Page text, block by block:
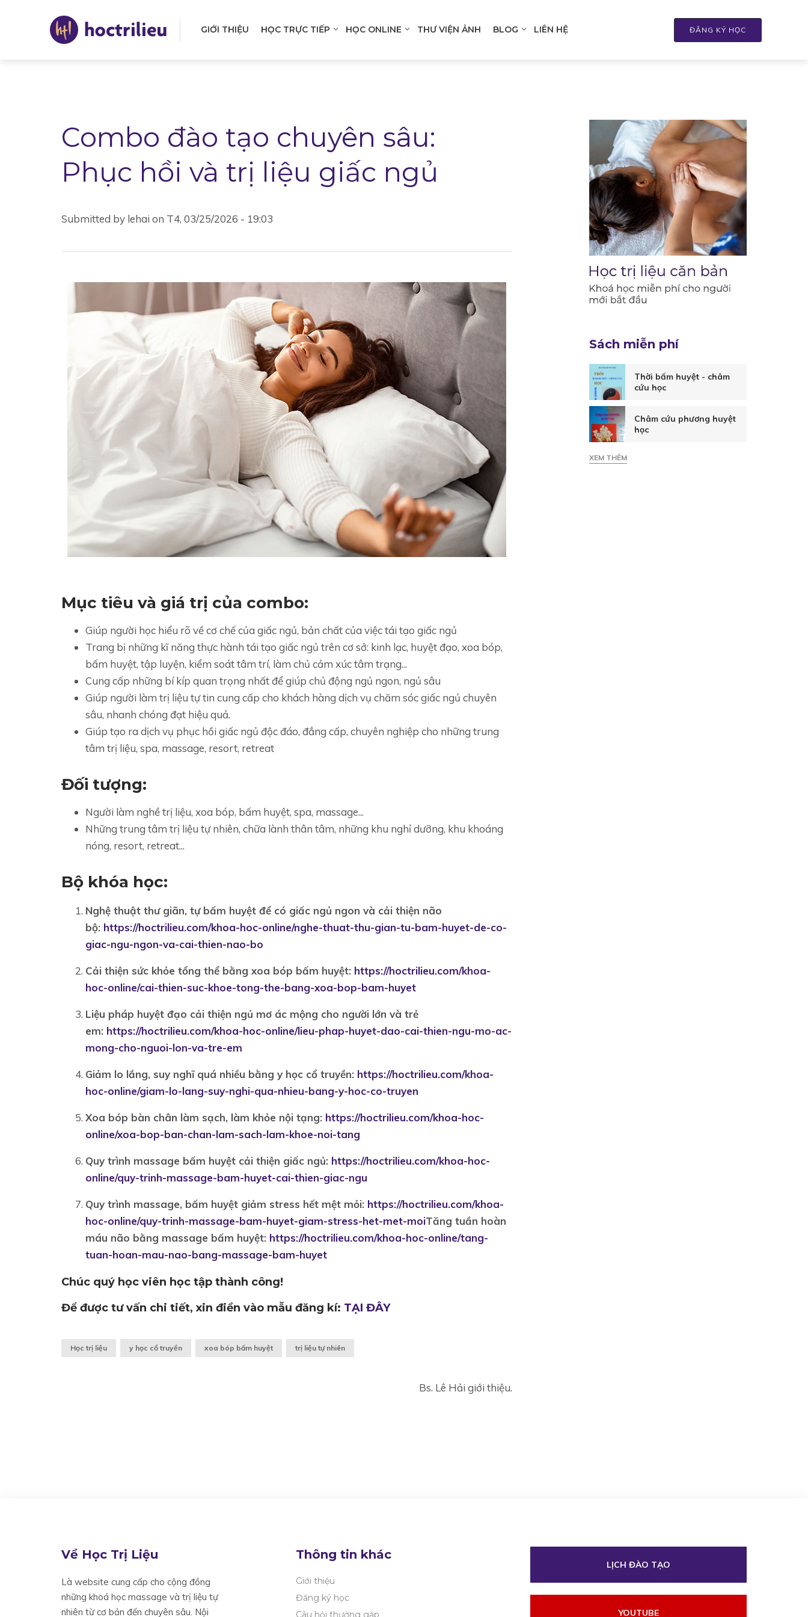
GIỚI THIỆU HỌC TRỰC TIẾP HỌC ONLINE THƯ VIỆN ẢNH BLOG LIÊN HỆ ĐĂNG KÝ HỌC
Combo đào tạo chuyên sâu:
Phục hồi và trị liệu giấc ngủ
Submitted by lehai on T4, 03/25/2026 - 19:03
Mục tiêu và giá trị của combo:
Giúp người học hiểu rõ về cơ chế của giấc ngủ, bản chất của việc tái tạo giấc ngủ
Trang bị những kĩ năng thực hành tái tạo giấc ngủ trên cơ sở: kinh lạc, huyệt đạo, xoa bóp,
bấm huyệt, tập luyện, kiểm soát tâm trí, làm chủ cảm xúc tâm trạng...
Cung cấp những bí kíp quan trọng nhất để giúp chủ động ngủ ngon, ngủ sâu
Giúp người làm trị liệu tự tin cung cấp cho khách hàng dịch vụ chăm sóc giấc ngủ chuyên
sâu, nhanh chóng đạt hiệu quả.
Giúp tạo ra dịch vụ phục hồi giấc ngủ độc đáo, đẳng cấp, chuyên nghiệp cho những trung
tâm trị liệu, spa, massage, resort, retreat
Đối tượng:
Người làm nghề trị liệu, xoa bóp, bấm huyệt, spa, massage...
Những trung tâm trị liệu tự nhiên, chữa lành thân tâm, những khu nghỉ dưỡng, khu khoáng
nóng, resort, retreat...
Bộ khóa học:
Nghệ thuật thư giãn, tự bấm huyệt để có giấc ngủ ngon và cải thiện não
bộ: https://hoctrilieu.com/khoa-hoc-online/nghe-thuat-thu-gian-tu-bam-huyet-de-co-
giac-ngu-ngon-va-cai-thien-nao-bo
Cải thiện sức khỏe tổng thể bằng xoa bóp bấm huyệt: https://hoctrilieu.com/khoa-
hoc-online/cai-thien-suc-khoe-tong-the-bang-xoa-bop-bam-huyet
Liệu pháp huyệt đạo cải thiện ngủ mơ ác mộng cho người lớn và trẻ
em: https://hoctrilieu.com/khoa-hoc-online/lieu-phap-huyet-dao-cai-thien-ngu-mo-ac-
mong-cho-nguoi-lon-va-tre-em
Giảm lo lắng, suy nghĩ quá nhiều bằng y học cổ truyền: https://hoctrilieu.com/khoa-
hoc-online/giam-lo-lang-suy-nghi-qua-nhieu-bang-y-hoc-co-truyen
Xoa bóp bàn chân làm sạch, làm khỏe nội tạng: https://hoctrilieu.com/khoa-hoc-
online/xoa-bop-ban-chan-lam-sach-lam-khoe-noi-tang
Quy trình massage bấm huyệt cải thiện giấc ngủ: https://hoctrilieu.com/khoa-hoc-
online/quy-trinh-massage-bam-huyet-cai-thien-giac-ngu
Quy trình massage, bấm huyệt giảm stress hết mệt mỏi: https://hoctrilieu.com/khoa-
hoc-online/quy-trinh-massage-bam-huyet-giam-stress-het-met-moiTăng tuần hoàn
máu não bằng massage bấm huyệt: https://hoctrilieu.com/khoa-hoc-online/tang-
tuan-hoan-mau-nao-bang-massage-bam-huyet
Chúc quý học viên học tập thành công!
Để được tư vấn chi tiết, xin điền vào mẫu đăng kí: TẠI ĐÂY
Học trị liệu y học cổ truyền xoa bóp bấm huyệt trị liệu tự nhiên
Bs. Lê Hải giới thiệu.
Sách miễn phí
Thời bấm huyệt - châm
cứu học
Châm cứu phương huyệt
học
XEM THÊM
Về Học Trị Liệu
Là website cung cấp cho cộng đồng
những khoá học massage và trị liệu tự
nhiên từ cơ bản đến chuyên sâu. Nội
Thông tin khác
Giới thiệu
Đăng ký học
Câu hỏi thường gặp
LỊCH ĐÀO TẠO
YOUTUBE